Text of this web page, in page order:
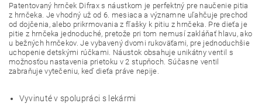
Patentovaný hrnček Difrax s náustkom je perfektný pre naučenie pitia
z hrnčeka. Je vhodný už od 6. mesiaca a významne uľahčuje prechod
od dojčenia, alebo prikrmovania z fľašky k pitiu z hrnčeka. Pre dieťa je
pitie z hrnčeka jednoduché, pretože pri tom nemusí zakláňať hlavu, ako
u bežných hrnčekov. Je vybavený dvomi rukoväťami, pre jednoduchšie
uchopenie detskými rúčkami. Náustok obsahuje unikátny ventil s
možnosťou nastavenia prietoku v 2 stupňoch. Súčasne ventil
zabraňuje vytečeniu, keď dieťa práve nepije.
Vyvinuté v spolupráci s lekármi